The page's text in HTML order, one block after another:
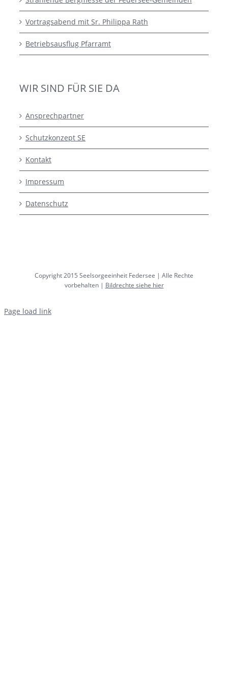
Vortragsabend mit Sr. Philippa Rath
Betriebsausflug Pfarramt
WIR SIND FÜR SIE DA
Ansprechpartner
Schutzkonzept SE
Kontakt
Impressum
Datenschutz
Copyright 2015 Seelsorgeeinheit Federsee | Alle Rechte
vorbehalten | Bildrechte siehe hier
Page load link